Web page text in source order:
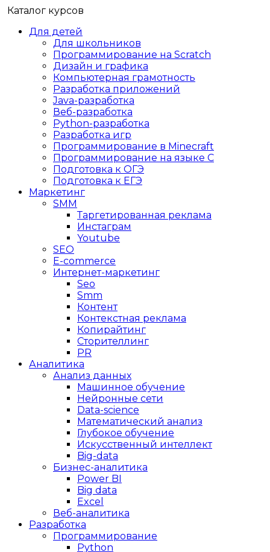
Каталог курсов
Для детей
Для школьников
Программирование на Scratch
Дизайн и графика
Компьютерная грамотность
Разработка приложений
Java-разработка
Веб-разработка
Python-разработка
Разработка игр
Программирование в Minecraft
Программирование на языке C
Подготовка к ОГЭ
Подготовка к ЕГЭ
Маркетинг
SMM
Таргетированная реклама
Инстаграм
Youtube
SEO
E-сommerce
Интернет-маркетинг
Seo
Smm
Контент
Контекстная реклама
Копирайтинг
Сторителлинг
PR
Аналитика
Анализ данных
Машинное обучение
Нейронные сети
Data-science
Математический анализ
Глубокое обучение
Искусственный интеллект
Big-data
Бизнес-аналитика
Power BI
Big data
Excel
Веб-аналитика
Разработка
Программирование
Python